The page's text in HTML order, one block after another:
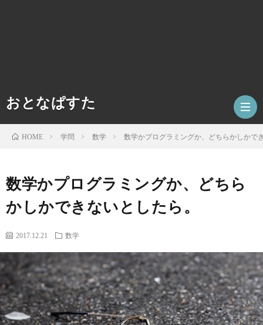
おとなぱすた
ク
ノ
人
生
HOME 学問 数学 数学かプログラミングか、どちらかしかで
数学かプログラミングか、どちら
かしかできないとしたら。
2017.12.21 数学